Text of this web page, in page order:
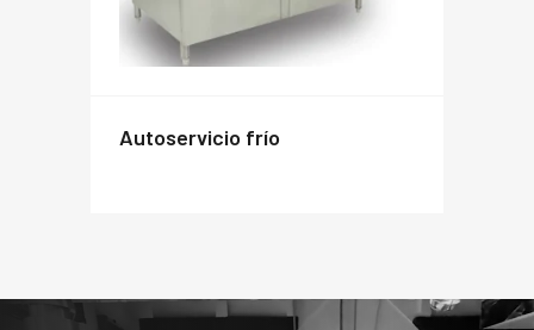
autoservicio frío